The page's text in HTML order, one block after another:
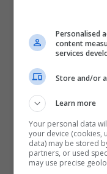
Personalised
content
services
Store and/or
Learn more
Your personal data
your device (cookies,
data) may be stored
partners, or used
may use precise